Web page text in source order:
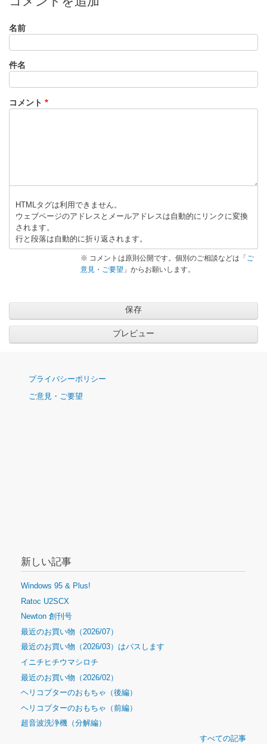
名前
件名
コメント
HTMLタグは利用できません。
ウェブページのアドレスとメールアドレスは自動的にリンクに変換
されます。
行と段落は自動的に折り返されます。
※ コメントは原則公開です。個別のご相談などは「 ご
意見・ご要望 」からお願いします。
ナ
ゲ
プライバシーポリシー
ご意見・ご要望
新しい記事
Windows 95 & Plus!
Ratoc U2SCX
Newton 創刊号
最近のお買い物（2026/07）
最近のお買い物（2026/03）はパスします
イニチヒチウマシロチ
最近のお買い物（2026/02）
ヘリコプターのおもちゃ（後編）
ヘリコプターのおもちゃ（前編）
超音波洗浄機（分解編）
すべての記事